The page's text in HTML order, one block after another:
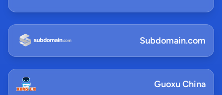
Subdomain.com
Guoxu China